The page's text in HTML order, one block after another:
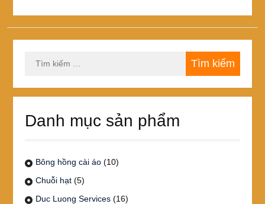
kiếm
Danh mục sản phẩm
Bông hồng cài áo (10)
Chuỗi hạt (5)
Duc Luong Services (16)